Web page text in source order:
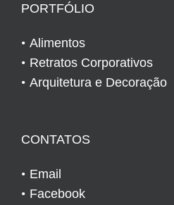
PORTFÓLIO
Alimentos
Retratos Corporativos
Arquitetura e Decoração
CONTATOS
Email
Facebook